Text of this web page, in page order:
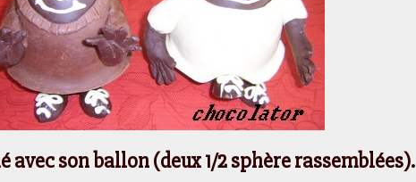
avec son ballon (deux 1/2 sphère rassemblées).